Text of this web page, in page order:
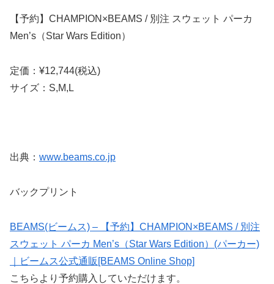
【予約】CHAMPION×BEAMS / 別注 スウェット パーカ
Men’s（Star Wars Edition）
定価：¥12,744(税込)
サイズ：S,M,L
出典： www.beams.co.jp
バックプリント
BEAMS(ビームス) – 【予約】CHAMPION×BEAMS / 別注
スウェット パーカ Men’s（Star Wars Edition）(パーカー)
｜ビームス公式通販[BEAMS Online Shop]
こちらより予約購入していただけます。